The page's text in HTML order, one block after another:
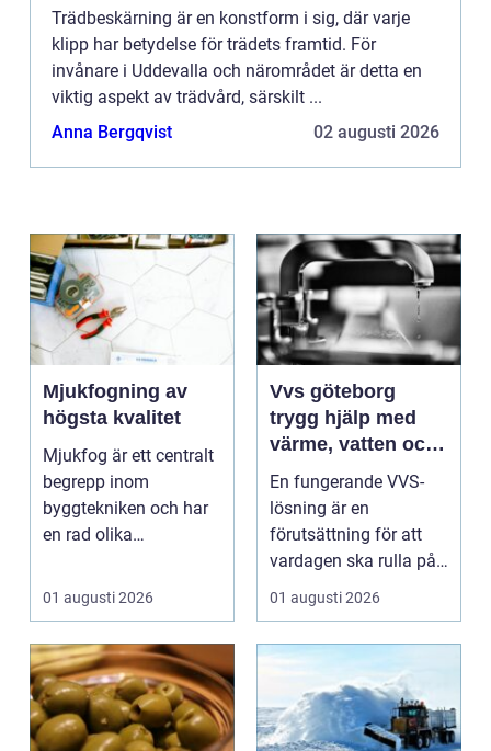
Trädbeskärning är en konstform i sig, där varje
klipp har betydelse för trädets framtid. För
invånare i Uddevalla och närområdet är detta en
viktig aspekt av trädvård, särskilt ...
Anna Bergqvist
02 augusti 2026
Mjukfogning av
högsta kvalitet
Mjukfog är ett centralt
begrepp inom
byggtekniken och har
en rad olika
..
01 augusti 2026
Vvs göteborg
trygg hjälp med
värme, vatten och
sanitet
En fungerande VVS-
lösning är en
förutsättning för att
vardagen ska rulla på.
När värmen strular,
01 augusti 2026